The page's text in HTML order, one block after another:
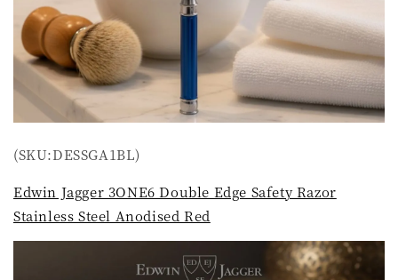
(SKU:DESSGA1BL)
Edwin Jagger 3ONE6 Double Edge Safety Razor
Stainless Steel Anodised Red